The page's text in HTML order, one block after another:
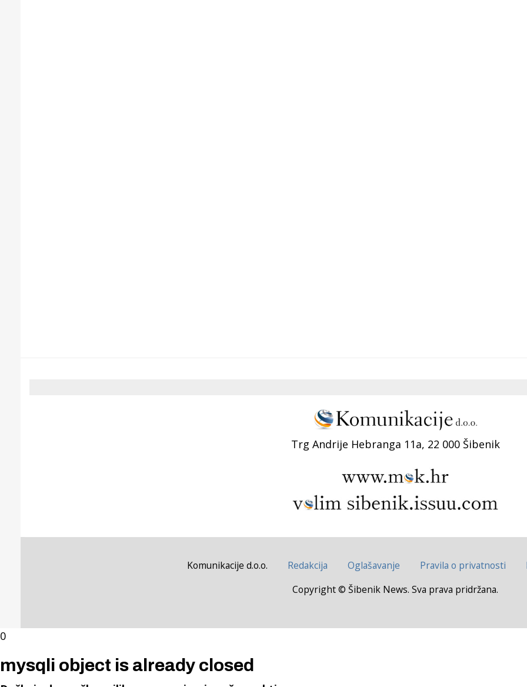
Trg Andrije Hebranga 11a, 22 000 Šibenik
Komunikacije d.o.o. Redakcija Oglašavanje Pravila o privatnosti
Copyright © Šibenik News. Sva prava pridržana.
0
mysqli object is already closed